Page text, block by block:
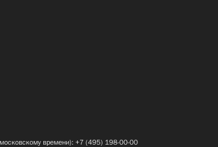
московскому времени): +7 (495) 198-00-00